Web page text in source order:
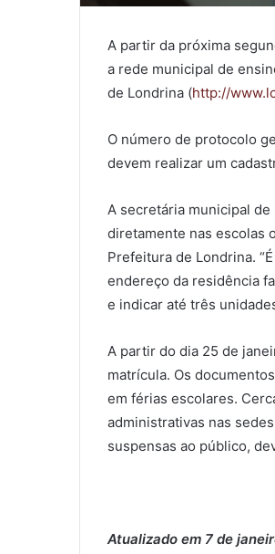
A partir da próxima
a rede municipal de
de Londrina (http://
O número de protocolo
devem realizar um
A secretária municipal
diretamente nas escolas
Prefeitura de Londrina.
endereço da residência
e indicar até três
A partir do dia 25 de
matrícula. Os
em férias escolares.
administrativas nas
suspensas ao público,
Atualizado em 7 de